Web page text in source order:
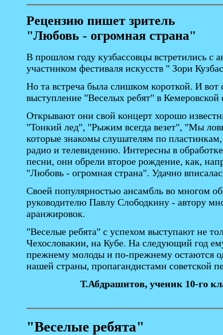
Рецензию пишет зритель
"Любовь - огромная страна"
В прошлом году кузбассовцы встретились с
участником фестиваля искусств " Зори
Но та встреча была слишком короткой. И вот
выступление "Веселых ребят" в
Открывают они свой концерт хорошо
"Тонкий лед", "Рыжим всегда везет", "Мы
которые знакомы слушателям по пластинкам,
радио и телевидению. Интересны в
песни, они обрели второе рождение, как,
"Любовь - огромная страна". Удачно
Своей популярностью ансамбль во многом
руководителю Павлу Слободкину - автору
аранжировок.
"Веселые ребята" с успехом выступают не
Чехословакии, на Кубе. На следующий год
прежнему молоды и по-прежнему остаются
нашей страны, пропагандистами советской
Т.Абдрашитов, ученик 10-го
"Веселые ребята"